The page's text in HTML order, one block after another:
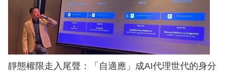
靜態權限走入尾聲：「自適應」成AI代理世代的身分